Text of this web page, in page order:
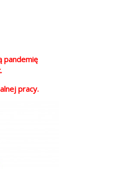
pandemię
pracy.